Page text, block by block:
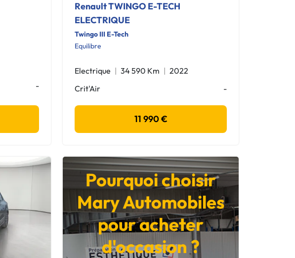
-
Renault TWINGO E-TECH
ELECTRIQUE
Twingo III E-Tech
Equilibre
Electrique 34 590 Km
2022
Crit'Air
-
11 990 €
Pourquoi choisir
Mary Automobiles
pour acheter
d'occasion ?